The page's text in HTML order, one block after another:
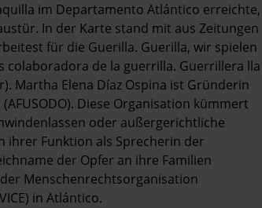
im Departamento Atlántico erreichte,
In der Karte stand mit aus Zeitungen
für die Guerilla. Guerilla, wir spielen
colaboradora de la guerrilla. Guerrillera lla
Martha Elena Díaz Ospina ist Gründerin
Diese Organisation kümmert
oder außergerichtliche
Funktion als Sprecherin der
der Opfer an ihre Familien
Menschenrechtsorganisation
in Atlántico.